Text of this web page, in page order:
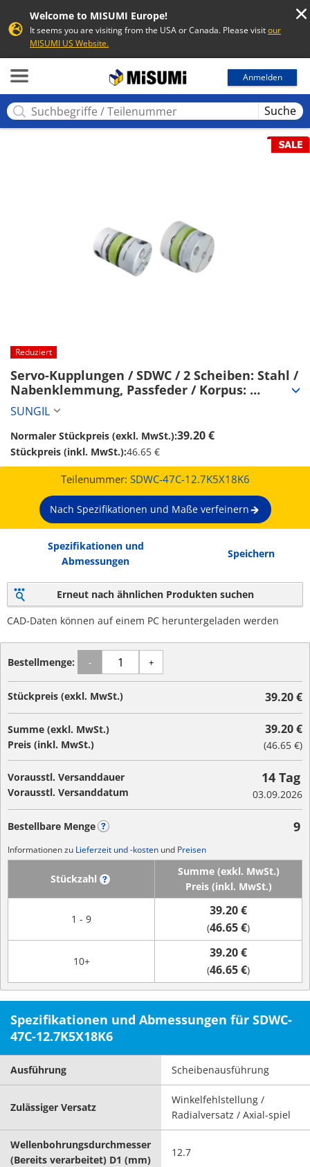
Welcome to MISUMI Europe!
It seems you are visiting from the USA or Canada. Please visitour
MISUMI US Website.
Anmelden
Suche
Reduziert
Servo-Kupplungen / SDWC / 2 Scheiben: Stahl /
Nabenklemmung, Passfeder / Korpus:
Aluminium (SDWC-47C-12.7K5X18K6)
SUNGIL
Normaler Stückpreis (exkl. MwSt.):39.20 €
Stückpreis (inkl. MwSt.):46.65 €
Teilenummer: SDWC-47C-12.7K5X18K6
Nach Spezifikationen und Maße verfeinern
Spezifikationen und
Abmessungen
Speichern
Erneut nach ähnlichen Produkten suchen
CAD-Daten können auf einem PC heruntergeladen werden
Bestellmenge: - +
Stückpreis (exkl. MwSt.) 39.20 €
Summe (exkl. MwSt.)
Preis (inkl. MwSt.)
39.20 €
(46.65 €)
Vorausstl. Versanddauer
Vorausstl. Versanddatum
14 Tag
03.09.2026
Bestellbare Menge 9
Informationen zu Lieferzeit und -kosten und Preisen
Stückzahl
Summe (exkl. MwSt.)
Preis (inkl. MwSt.)
1 - 9
39.20 €
(46.65 €)
10+
39.20 €
(46.65 €)
Spezifikationen und Abmessungen für SDWC-
47C-12.7K5X18K6
Ausführung Scheibenausführung
Zulässiger Versatz
Winkelfehlstellung /
Radialversatz / Axial-spiel
Wellenbohrungsdurchmesser
(Bereits verarbeitet) D1 (mm)
12.7